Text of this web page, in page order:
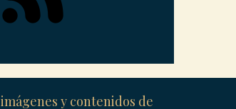
y contenidos de